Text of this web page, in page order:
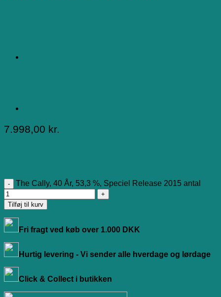
7.998,00 kr.
The Cally, 40 År, 53,3 %, Speciel Release 2015 antal
Tilføj til kurv
Fri fragt ved køb over 1.000 DKK
Hurtig levering - Vi sender alle hverdage og lørdage
Click & Collect i butikken